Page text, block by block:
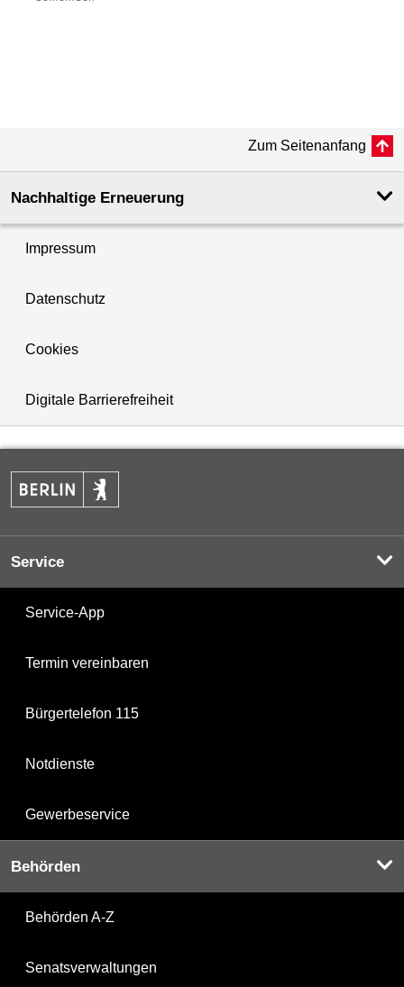
Zum Seitenanfang
Nachhaltige Erneuerung
Impressum
Datenschutz
Cookies
Digitale Barrierefreiheit
Service
Service-App
Termin vereinbaren
Bürgertelefon 115
Notdienste
Gewerbeservice
Behörden
Behörden A-Z
Senatsverwaltungen